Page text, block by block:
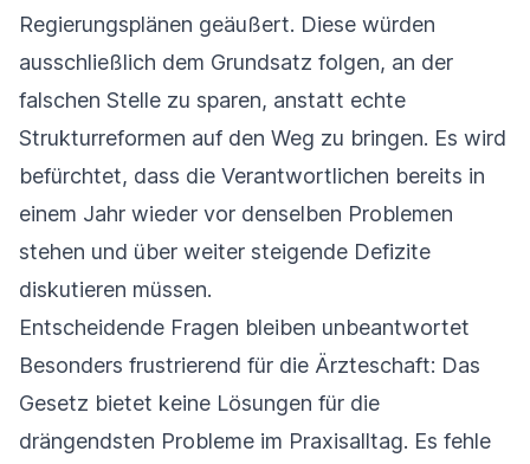
Regierungsplänen geäußert. Diese würden
ausschließlich dem Grundsatz folgen, an der
falschen Stelle zu sparen, anstatt echte
Strukturreformen auf den Weg zu bringen. Es wird
befürchtet, dass die Verantwortlichen bereits in
einem Jahr wieder vor denselben Problemen
stehen und über weiter steigende Defizite
diskutieren müssen.
Entscheidende Fragen bleiben unbeantwortet
Besonders frustrierend für die Ärzteschaft: Das
Gesetz bietet keine Lösungen für die
drängendsten Probleme im Praxisalltag. Es fehle